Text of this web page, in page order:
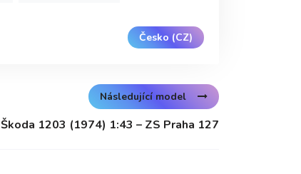
Česko (CZ)
Následující model
Škoda 1203 (1974) 1:43 – ZS Praha 127